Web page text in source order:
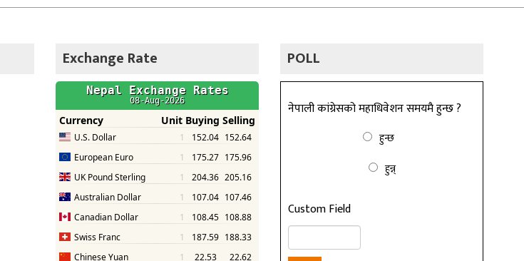
Exchange Rate POLL
नेपाली कांग्रेसको महाधिवेशन समयमै हुन्छ ?
हुन्छ
हुन्न्
Custom Field